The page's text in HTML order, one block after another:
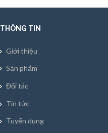
THÔNG TIN
Giới thiệu
Sản phẩm
Đối tác
Tin tức
Tuyển dụng